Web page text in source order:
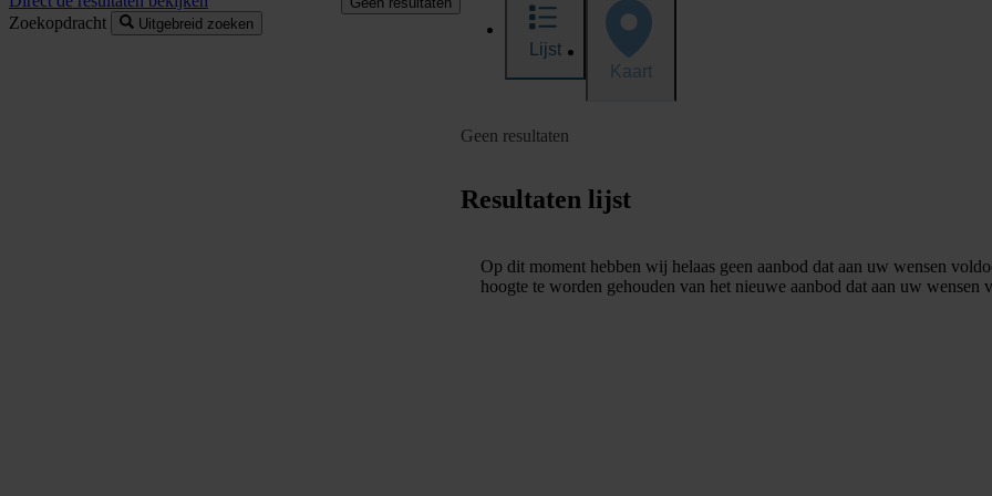
Zoekopdracht
Uitgebreid zoeken
Lijst
Kaart
Geen resultaten
Resultaten lijst
Op dit moment hebben wij helaas geen aanbod dat aan uw wensen
hoogte te worden gehouden van het nieuwe aanbod dat aan uw wensen